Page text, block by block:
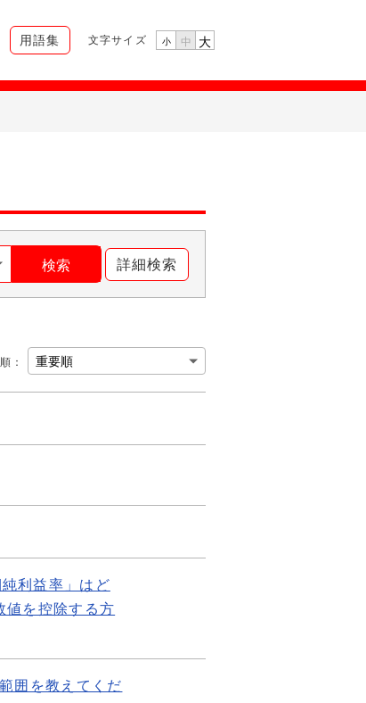
用語集 文字サイズ 小 中 大
検索 詳細検索
：
利益率」はど
値を控除する方
囲を教えてくだ